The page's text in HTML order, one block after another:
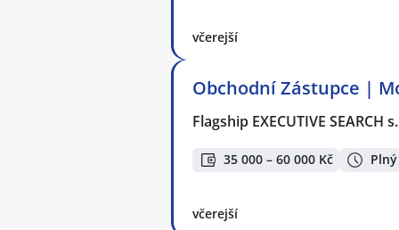
včerejší
Obchodní Zástupce |
Flagship EXECUTIVE SEARCH
35 000 – 60 000 Kč
včerejší